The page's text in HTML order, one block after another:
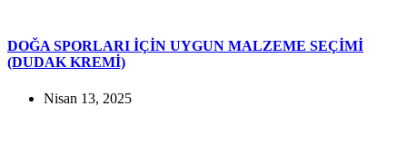
DOĞA SPORLARI İÇİN UYGUN MALZEME SEÇİMİ
(DUDAK KREMİ)
Nisan 13, 2025